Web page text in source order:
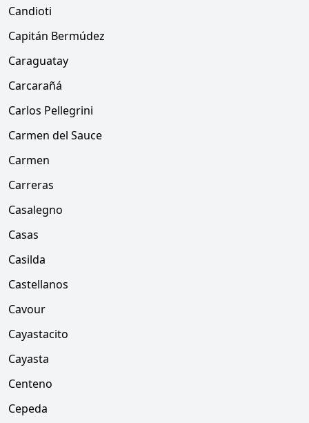
Candioti
Capitán Bermúdez
Caraguatay
Carcarañá
Carlos Pellegrini
Carmen del Sauce
Carmen
Carreras
Casalegno
Casas
Casilda
Castellanos
Cavour
Cayastacito
Cayasta
Centeno
Cepeda